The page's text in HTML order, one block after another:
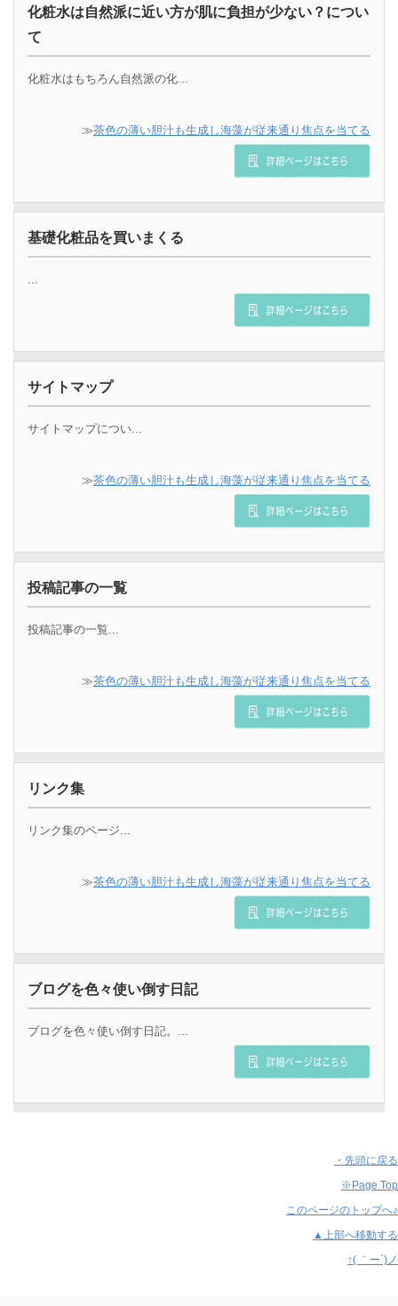
化粧水は自然派に近い方が肌に負担が少ない？につい
て
化粧水はもちろん自然派の化...
≫茶色の薄い胆汁も生成し海藻が従来通り焦点を当てる
基礎化粧品を買いまくる
サイトマップ
サイトマップについ...
≫茶色の薄い胆汁も生成し海藻が従来通り焦点を当てる
投稿記事の一覧
投稿記事の一覧...
≫茶色の薄い胆汁も生成し海藻が従来通り焦点を当てる
リンク集
リンク集のページ...
≫茶色の薄い胆汁も生成し海藻が従来通り焦点を当てる
ブログを色々使い倒す日記
ブログを色々使い倒す日記。...
・先頭に戻る
※Page Top
このページのトップへ♪
▲上部へ移動する
↑( ｀ー´)ノ